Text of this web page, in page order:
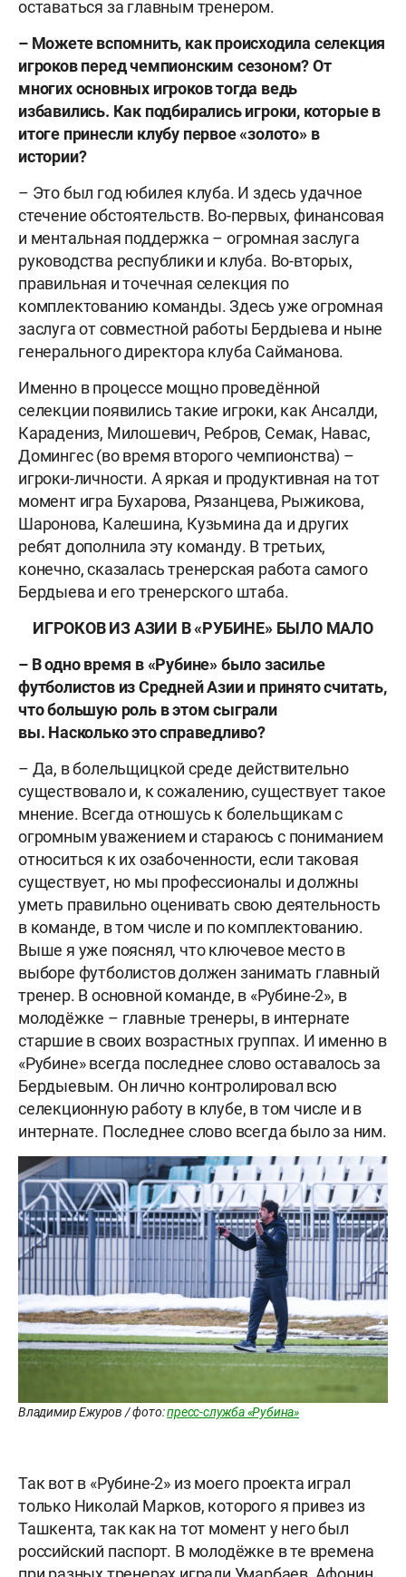
оставаться за главным тренером.
– Можете вспомнить, как происходила селекция
игроков перед чемпионским сезоном? От
многих основных игроков тогда ведь
избавились. Как подбирались игроки, которые в
итоге принесли клубу первое «золото» в
истории?
– Это был год юбилея клуба. И здесь удачное
стечение обстоятельств. Во-первых, финансовая
и ментальная поддержка – огромная заслуга
руководства республики и клуба. Во-вторых,
правильная и точечная селекция по
комплектованию команды. Здесь уже огромная
заслуга от совместной работы Бердыева и ныне
генерального директора клуба Сайманова.
Именно в процессе мощно проведённой
селекции появились такие игроки, как Ансалди,
Карадениз, Милошевич, Ребров, Семак, Навас,
Домингес (во время второго чемпионства) –
игроки-личности. А яркая и продуктивная на тот
момент игра Бухарова, Рязанцева, Рыжикова,
Шаронова, Калешина, Кузьмина да и других
ребят дополнила эту команду. В третьих,
конечно, сказалась тренерская работа самого
Бердыева и его тренерского штаба.
ИГРОКОВ ИЗ АЗИИ В «РУБИНЕ» БЫЛО МАЛО
– В одно время в «Рубине» было засилье
футболистов из Средней Азии и принято считать,
что большую роль в этом сыграли
вы. Насколько это справедливо?
– Да, в болельщицкой среде действительно
существовало и, к сожалению, существует такое
мнение. Всегда отношусь к болельщикам с
огромным уважением и стараюсь с пониманием
относиться к их озабоченности, если таковая
существует, но мы профессионалы и должны
уметь правильно оценивать свою деятельность
в команде, в том числе и по комплектованию.
Выше я уже пояснял, что ключевое место в
выборе футболистов должен занимать главный
тренер. В основной команде, в «Рубине-2», в
молодёжке – главные тренеры, в интернате
старшие в своих возрастных группах. И именно в
«Рубине» всегда последнее слово оставалось за
Бердыевым. Он лично контролировал всю
селекционную работу в клубе, в том числе и в
интернате. Последнее слово всегда было за ним.
Владимир Ежуров / фото:пресс-служба «Рубина»
Так вот в «Рубине-2» из моего проекта играл
только Николай Марков, которого я привез из
Ташкента, так как на тот момент у него был
российский паспорт. В молодёжке в те времена